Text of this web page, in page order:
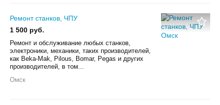
Ремонт станков, ЧПУ
1 500 руб.
Ремонт и обслуживание любых станков,
электроники, механики, таких производителей,
как Beka-Mak, Pilous, Bomar, Pegas и других
производителей, в том...
Омск